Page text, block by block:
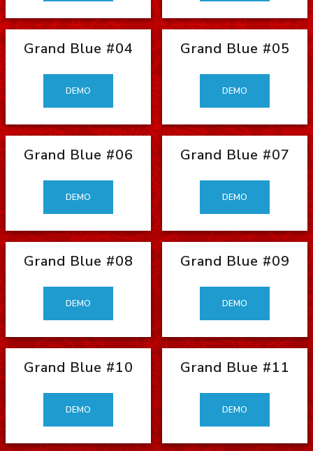
Grand Blue #04
DEMO
Grand Blue #05
DEMO
Grand Blue #06
DEMO
Grand Blue #07
DEMO
Grand Blue #08
DEMO
Grand Blue #09
DEMO
Grand Blue #10
DEMO
Grand Blue #11
DEMO